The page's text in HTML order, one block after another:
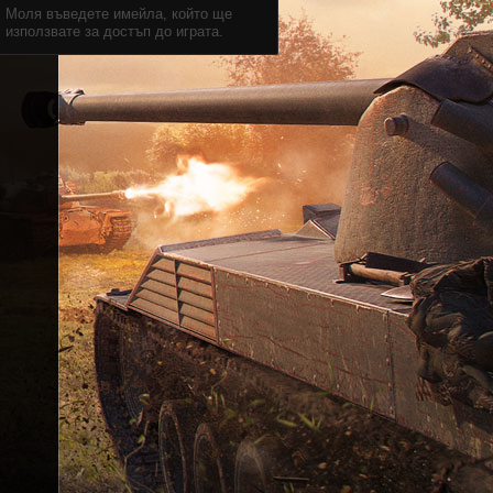
Моля въведете имейла, който ще
използвате за достъп до играта.